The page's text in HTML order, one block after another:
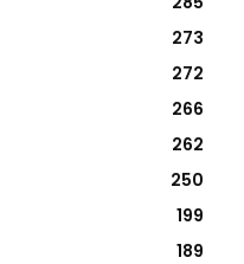
273
272
266
262
250
199
189